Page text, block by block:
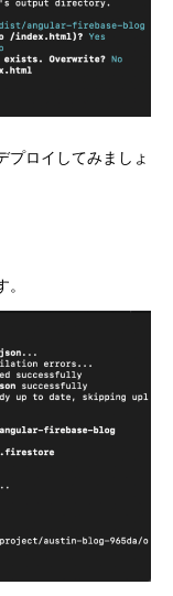
プロイしてみましょ